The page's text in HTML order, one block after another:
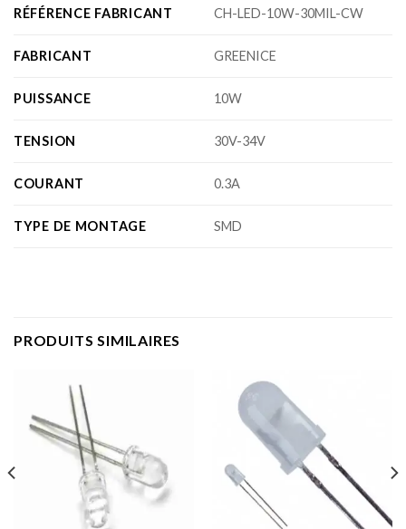
RÉFÉRENCE FABRICANT CH-LED-10W-30MIL-CW
FABRICANT GREENICE
PUISSANCE 10W
TENSION 30V-34V
COURANT 0.3A
TYPE DE MONTAGE SMD
PRODUITS SIMILAIRES